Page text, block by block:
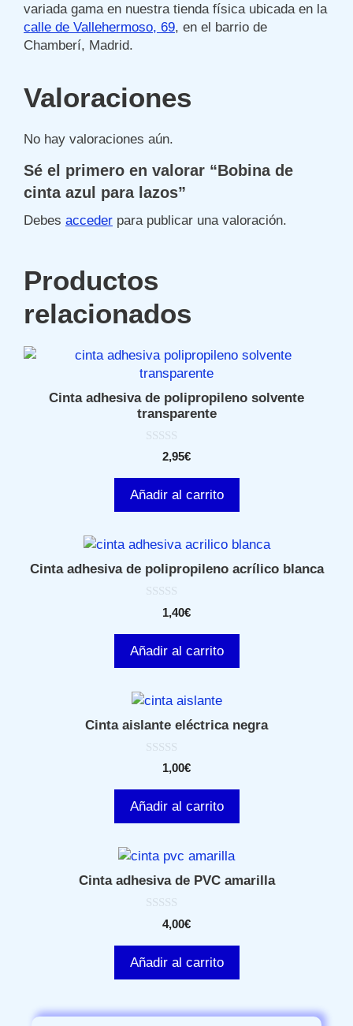
variada gama en nuestra tienda física ubicada en la
calle de Vallehermoso, 69, en el barrio de
Chamberí, Madrid.
Valoraciones
No hay valoraciones aún.
Sé el primero en valorar “Bobina de
cinta azul para lazos”
Debes acceder para publicar una valoración.
Productos
relacionados
Cinta adhesiva de polipropileno solvente
transparente
2,95€
Añadir al carrito
Cinta adhesiva de polipropileno acrílico blanca
1,40€
Añadir al carrito
Cinta aislante eléctrica negra
1,00€
Añadir al carrito
Cinta adhesiva de PVC amarilla
4,00€
Añadir al carrito